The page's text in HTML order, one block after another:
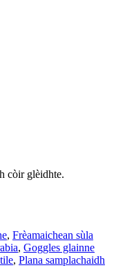
còir glèidhte.
, Frèamaichean sùla
, Goggles glainne
, Plana samplachaidh